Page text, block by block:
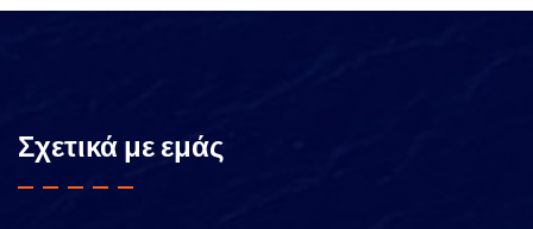
Σχετικά με εμάς